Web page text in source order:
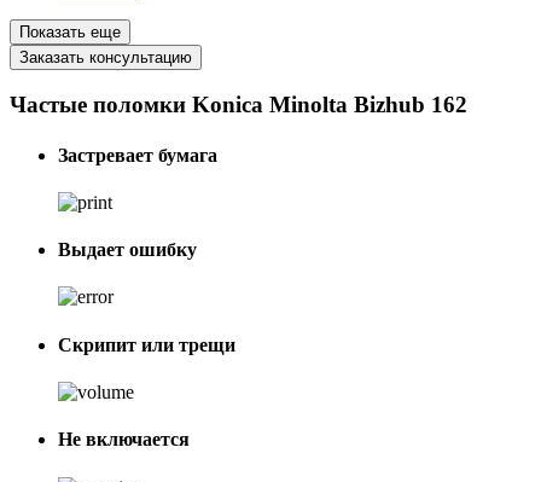
Показать еще
Заказать консультацию
Частые поломки Konica Minolta Bizhub 162
Застревает бумага
Выдает ошибку
Скрипит или трещи
Не включается